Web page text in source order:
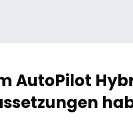
AutoPilot